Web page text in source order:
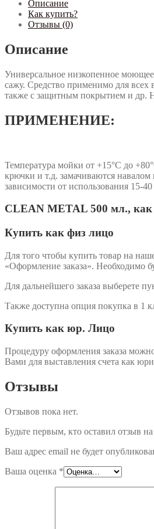
Описание
Как купить?
Отзывы (0)
Описание
Универсальное низкопенное моющее
сажу. Средство применимо для всех
также с защитным покрытием и др.
ПРИМЕНЕНИЕ:
Температура мойки от +15°С до
крючки и т.д. замачиваются навалом
зависимости от использования 15-
CLEAN METAL 500 мл., как
Купить как физ лицо
Для того чтобы купить товар на
«Оформление заказа». Необходимо
Для дальнейшего заказа выберете
Также доступна опция покупка в 1
Купить как юр. Лицо
Процедуру оформления заказа
Вами для выставления счета как
Отзывы
Отзывов пока нет.
Будьте первым, кто оставил отзыв
Ваш адрес email не будет
Ваша оценка *